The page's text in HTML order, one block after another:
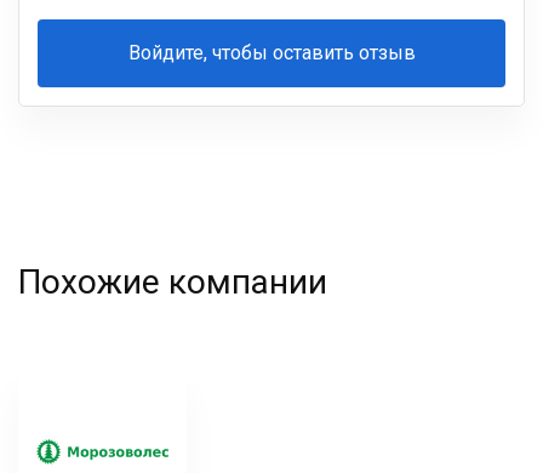
Войдите, чтобы оставить отзыв
Ваша
Похожие компании